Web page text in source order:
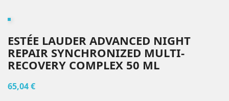
ESTÉE LAUDER ADVANCED NIGHT
REPAIR SYNCHRONIZED MULTI-
RECOVERY COMPLEX 50 ML
65,04 €